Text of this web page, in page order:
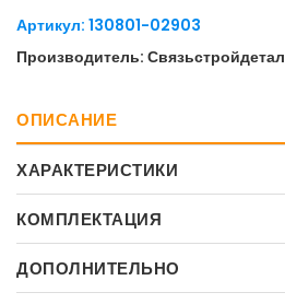
Артикул: 130801-02903
Производитель:
ОПИСАНИЕ
ХАРАКТЕРИСТИКИ
КОМПЛЕКТАЦИЯ
ДОПОЛНИТЕЛЬНО